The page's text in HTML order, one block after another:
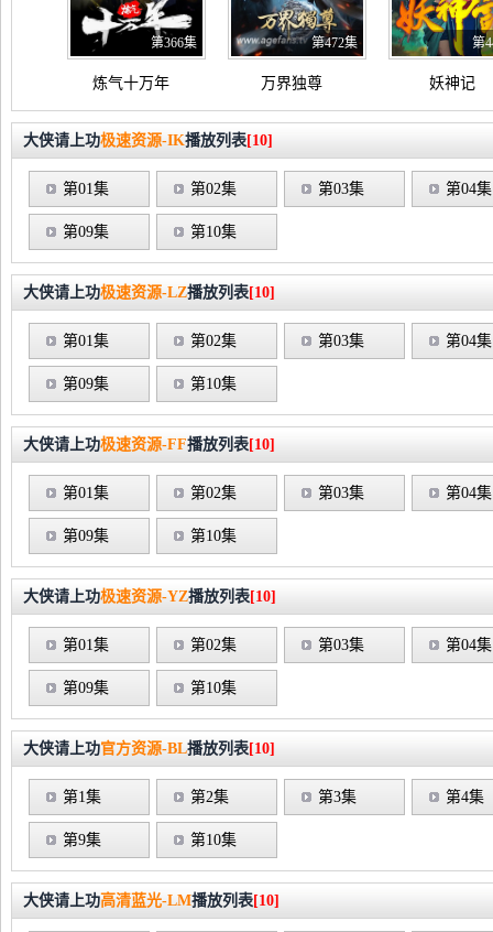
爽得我不想当辅助了！ 动态漫画
炼气十万年
第366集
万界独尊
第472集
妖神记
第
大侠请上功极速资源-IK播放列表[10]
第01集 第02集 第03集 第04集
第09集 第10集
大侠请上功极速资源-LZ播放列表[10]
第01集 第02集 第03集 第04集
第09集 第10集
大侠请上功极速资源-FF播放列表[10]
第01集 第02集 第03集 第04集
第09集 第10集
大侠请上功极速资源-YZ播放列表[10]
第01集 第02集 第03集 第04集
第09集 第10集
大侠请上功官方资源-BL播放列表[10]
第1集 第2集 第3集 第4集
第9集 第10集
大侠请上功高清蓝光-LM播放列表[10]